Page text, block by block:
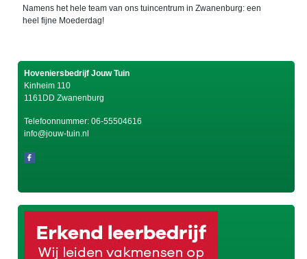
Namens het hele team van ons tuincentrum in Zwanenburg: een
heel fijne Moederdag!
Hoveniersbedrijf Jouw Tuin
Kinheim 110
1161DD Zwanenburg
Telefoonnummer: 06-55504616
info@jouw-tuin.nl